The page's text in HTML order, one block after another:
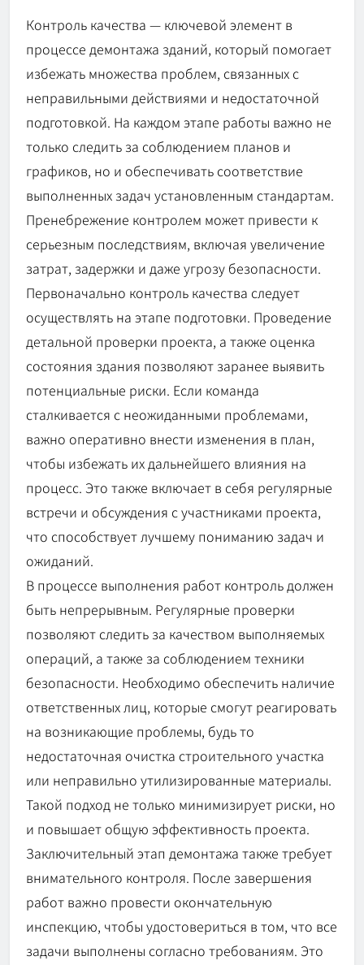
Контроль качества — ключевой элемент в
процессе демонтажа зданий, который помогает
избежать множества проблем, связанных с
неправильными действиями и недостаточной
подготовкой. На каждом этапе работы важно не
только следить за соблюдением планов и
графиков, но и обеспечивать соответствие
выполненных задач установленным стандартам.
Пренебрежение контролем может привести к
серьезным последствиям, включая увеличение
затрат, задержки и даже угрозу безопасности.
Первоначально контроль качества следует
осуществлять на этапе подготовки. Проведение
детальной проверки проекта, а также оценка
состояния здания позволяют заранее выявить
потенциальные риски. Если команда
сталкивается с неожиданными проблемами,
важно оперативно внести изменения в план,
чтобы избежать их дальнейшего влияния на
процесс. Это также включает в себя регулярные
встречи и обсуждения с участниками проекта,
что способствует лучшему пониманию задач и
ожиданий.
В процессе выполнения работ контроль должен
быть непрерывным. Регулярные проверки
позволяют следить за качеством выполняемых
операций, а также за соблюдением техники
безопасности. Необходимо обеспечить наличие
ответственных лиц, которые смогут реагировать
на возникающие проблемы, будь то
недостаточная очистка строительного участка
или неправильно утилизированные материалы.
Такой подход не только минимизирует риски, но
и повышает общую эффективность проекта.
Заключительный этап демонтажа также требует
внимательного контроля. После завершения
работ важно провести окончательную
инспекцию, чтобы удостовериться в том, что все
задачи выполнены согласно требованиям. Это